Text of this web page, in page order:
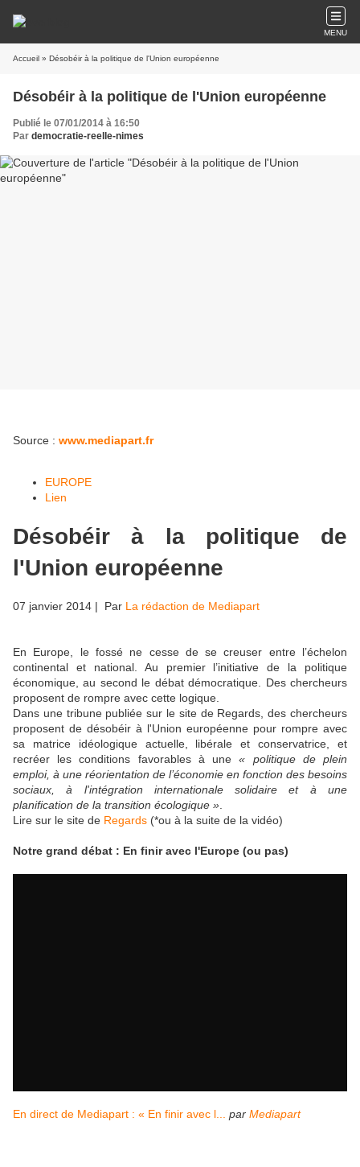
MENU
Accueil » Désobéir à la politique de l'Union européenne
Désobéir à la politique de l'Union européenne
Publié le 07/01/2014 à 16:50
Par democratie-reelle-nimes
Source : www.mediapart.fr
EUROPE
Lien
Désobéir à la politique de
l'Union européenne
07 janvier 2014 | Par La rédaction de Mediapart
En Europe, le fossé ne cesse de se creuser entre l’échelon
continental et national. Au premier l’initiative de la politique
économique, au second le débat démocratique. Des chercheurs
proposent de rompre avec cette logique.
Dans une tribune publiée sur le site de Regards, des chercheurs
proposent de désobéir à l'Union européenne pour rompre avec
sa matrice idéologique actuelle, libérale et conservatrice, et
recréer les conditions favorables à une« politique de plein
emploi, à une réorientation de l’économie en fonction des besoins
sociaux, à l'intégration internationale solidaire et à une
planification de la transition écologique »
Lire sur le site de Regards (*ou à la suite de la vidéo)
Notre grand débat : En finir avec l'Europe (ou pas)
En direct de Mediapart : « En finir avec l... par Mediapart